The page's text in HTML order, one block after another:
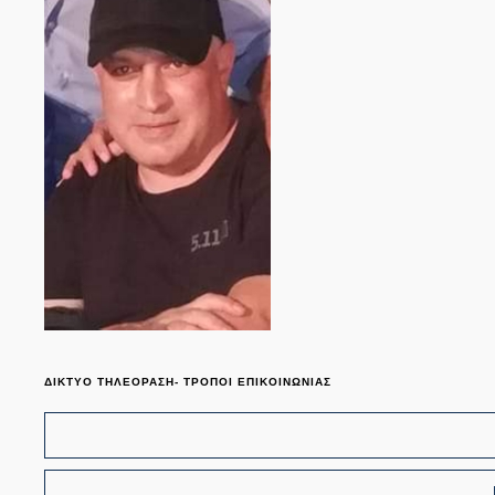
ΔΙΚΤΥΟ ΤΗΛΕΟΡΑΣΗ- ΤΡΟΠΟΙ ΕΠΙΚΟΙΝΩΝΙΑΣ